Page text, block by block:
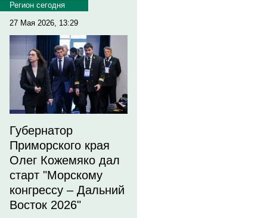
Регион сегодня
27 Мая 2026, 13:29
Губернатор
Приморского края
Олег Кожемяко дал
старт "Морскому
конгрессу – Дальний
Восток 2026"